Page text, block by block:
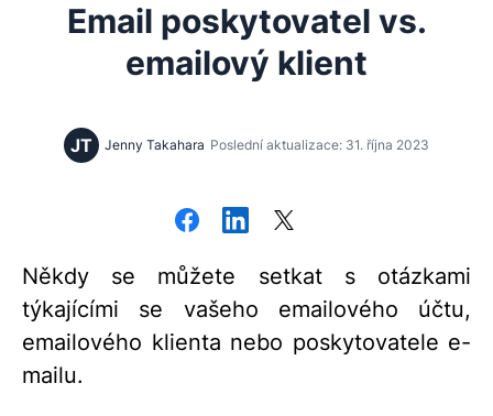
Email poskytovatel vs.
emailový klient
JT Jenny Takahara Poslední aktualizace: 31. října 2023
Někdy se můžete setkat s otázkami
týkajícími se vašeho emailového účtu,
emailového klienta nebo poskytovatele e-
mailu.